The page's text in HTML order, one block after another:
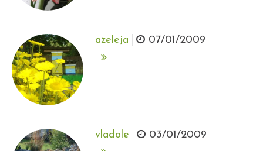
azeleja 07/01/2009
vladole 03/01/2009